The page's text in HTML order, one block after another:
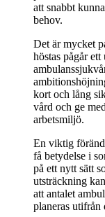
att snabbt
behov.
Det är mycket
höstas pågår
kort och lång
vård och ge
arbetsmiljö.
En viktig
få betydelse i
på ett nytt sätt
utsträckning
att antalet
planeras